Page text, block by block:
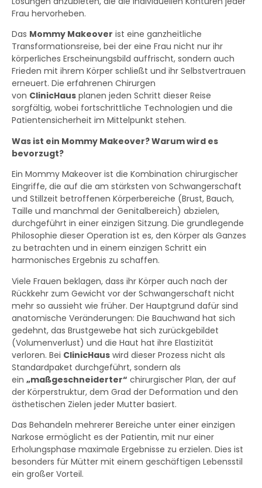
Frau hervorheben.
Das Mommy Makeover ist eine ganzheitliche
Transformationsreise, bei der eine Frau nicht nur ihr
körperliches Erscheinungsbild auffrischt, sondern auch
Frieden mit ihrem Körper schließt und ihr Selbstvertrauen
erneuert. Die erfahrenen Chirurgen
von ClinicHaus planen jeden Schritt dieser Reise
sorgfältig, wobei fortschrittliche Technologien und die
Patientensicherheit im Mittelpunkt stehen.
Was ist ein Mommy Makeover? Warum wird es
bevorzugt?
Ein Mommy Makeover ist die Kombination chirurgischer
Eingriffe, die auf die am stärksten von Schwangerschaft
und Stillzeit betroffenen Körperbereiche (Brust, Bauch,
Taille und manchmal der Genitalbereich) abzielen,
durchgeführt in einer einzigen Sitzung. Die grundlegende
Philosophie dieser Operation ist es, den Körper als Ganzes
zu betrachten und in einem einzigen Schritt ein
harmonisches Ergebnis zu schaffen.
Viele Frauen beklagen, dass ihr Körper auch nach der
Rückkehr zum Gewicht vor der Schwangerschaft nicht
mehr so aussieht wie früher. Der Hauptgrund dafür sind
anatomische Veränderungen: Die Bauchwand hat sich
gedehnt, das Brustgewebe hat sich zurückgebildet
(Volumenverlust) und die Haut hat ihre Elastizität
verloren. Bei ClinicHaus wird dieser Prozess nicht als
Standardpaket durchgeführt, sondern als
ein „maßgeschneiderter“ chirurgischer Plan, der auf
der Körperstruktur, dem Grad der Deformation und den
ästhetischen Zielen jeder Mutter basiert.
Das Behandeln mehrerer Bereiche unter einer einzigen
Narkose ermöglicht es der Patientin, mit nur einer
Erholungsphase maximale Ergebnisse zu erzielen. Dies ist
besonders für Mütter mit einem geschäftigen Lebensstil
ein großer Vorteil.